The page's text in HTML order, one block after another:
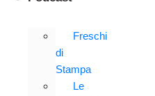
Freschi
di
Stampa
Le